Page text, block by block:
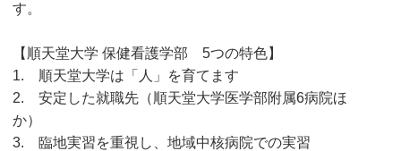
す。
【順天堂大学 保健看護学部 5つの特色】
1. 順天堂大学は「人」を育てます
2. 安定した就職先（順天堂大学医学部附属6病院ほ
か）
3. 臨地実習を重視し、地域中核病院での実習